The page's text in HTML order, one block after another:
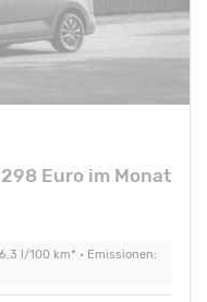
Euro im Monat
l/100 km* • Emissionen: